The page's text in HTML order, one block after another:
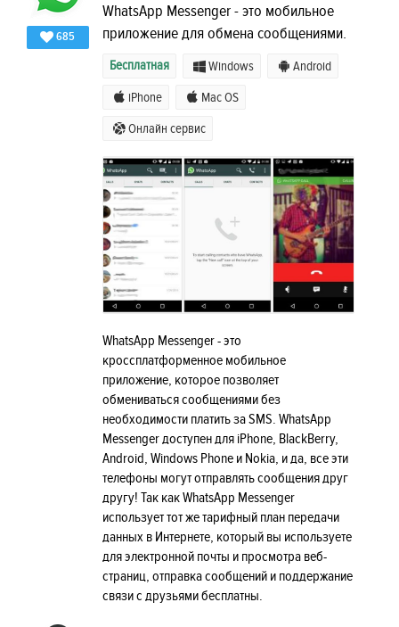
685
WhatsApp Messenger - это мобильное
приложение для обмена сообщениями.
Бесплатная Windows Android
iPhone Mac OS
Онлайн сервис
WhatsApp Messenger - это
кроссплатформенное мобильное
приложение, которое позволяет
обмениваться сообщениями без
необходимости платить за SMS. WhatsApp
Messenger доступен для iPhone, BlackBerry,
Android, Windows Phone и Nokia, и да, все эти
телефоны могут отправлять сообщения друг
другу! Так как WhatsApp Messenger
использует тот же тарифный план передачи
данных в Интернете, который вы используете
для электронной почты и просмотра веб-
страниц, отправка сообщений и поддержание
связи с друзьями бесплатны.